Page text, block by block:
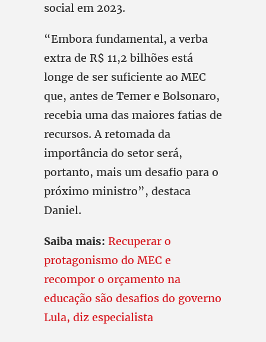
social em 2023.
“Embora fundamental, a verba
extra de R$ 11,2 bilhões está
longe de ser suficiente ao MEC
que, antes de Temer e Bolsonaro,
recebia uma das maiores fatias de
recursos. A retomada da
importância do setor será,
portanto, mais um desafio para o
próximo ministro”, destaca
Daniel.
Saiba mais: Recuperar o
protagonismo do MEC e
recompor o orçamento na
educação são desafios do governo
Lula, diz especialista